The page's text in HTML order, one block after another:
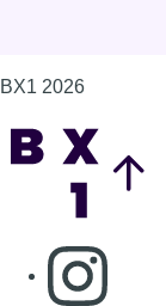
BX1 2026